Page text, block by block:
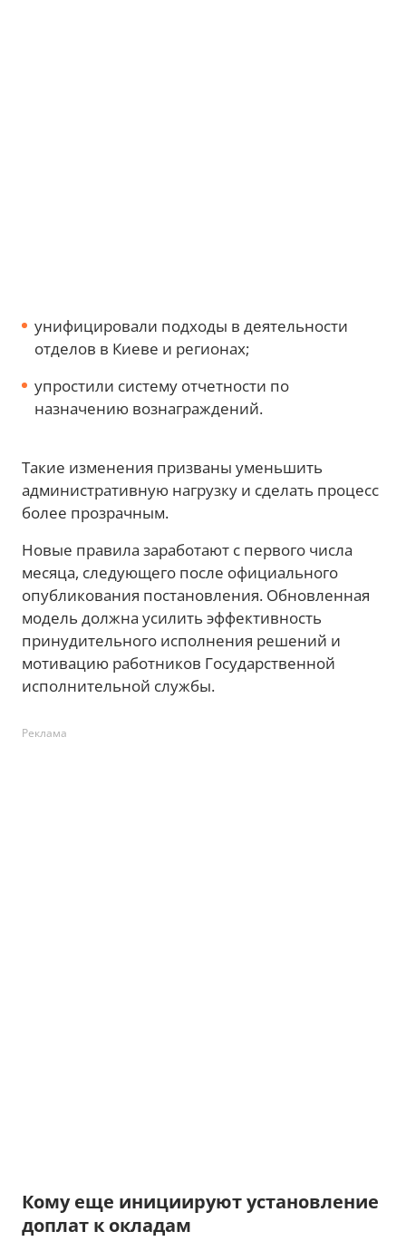
унифицировали подходы в деятельности
отделов в Киеве и регионах;
упростили систему отчетности по
назначению вознаграждений.
Такие изменения призваны уменьшить
административную нагрузку и сделать процесс
более прозрачным.
Новые правила заработают с первого числа
месяца, следующего после официального
опубликования постановления. Обновленная
модель должна усилить эффективность
принудительного исполнения решений и
мотивацию работников Государственной
исполнительной службы.
Реклама
Кому еще инициируют установление
доплат к окладам